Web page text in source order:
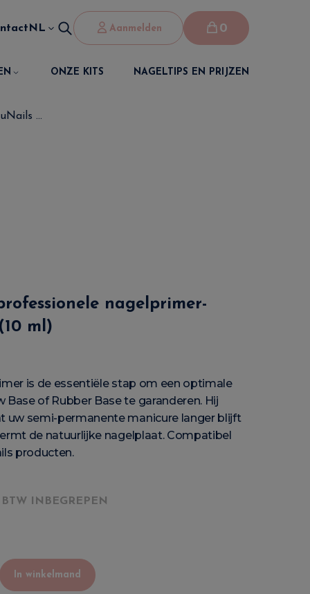
NL Aanmelden 0
ONZE KITS NAGELTIPS EN PRIJZEN
...
nagelprimer-
ml)
is de essentiële stap om een optimale
Base of Rubber Base te garanderen. Hij
uw semi-permanente manicure langer blijft
de natuurlijke nagelplaat. Compatibel
producten.
BTW INBEGREPEN
In winkelmand